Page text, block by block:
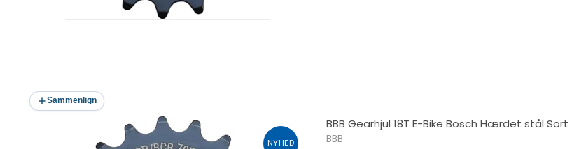
Sammenlign
NYHED
BBB Gearhjul 18T E-Bike Bosch Hærdet stål Sort
BBB